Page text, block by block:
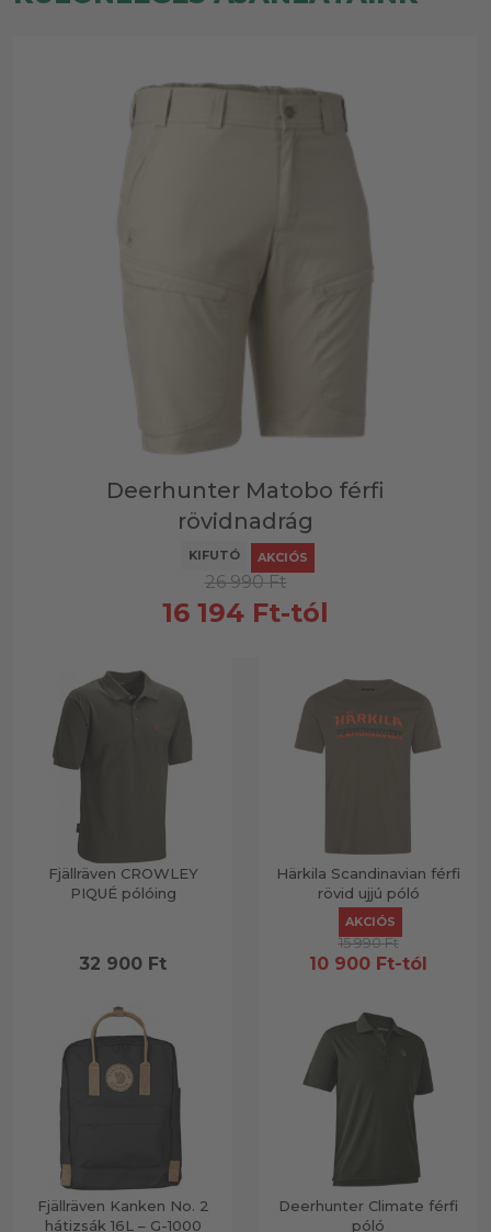
Fjällräven CROWLEY
PIQUÉ pólóing
32 900 Ft
Härkila Scandinavian férfi
rövid ujjú póló
AKCIÓS
15 990Ft
10 900 Ft-tól
Fjällräven Kanken No. 2
hátizsák 16L – G-1000
Deerhunter Climate férfi
póló
Deerhunter Matobo férfi
rövidnadrág
KIFUTÓ AKCIÓS
26 990 Ft
16 194 Ft-tól